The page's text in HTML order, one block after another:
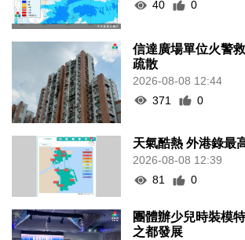
40
0
信達廣場單位火警
疏散
2026-08-08 12:44
371
0
天氣酷熱 外港錄最
2026-08-08 12:39
81
0
團體辦少兒時裝模
之都發展